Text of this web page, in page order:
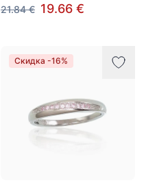
21.84 € 19.66 €
Скидка -16%